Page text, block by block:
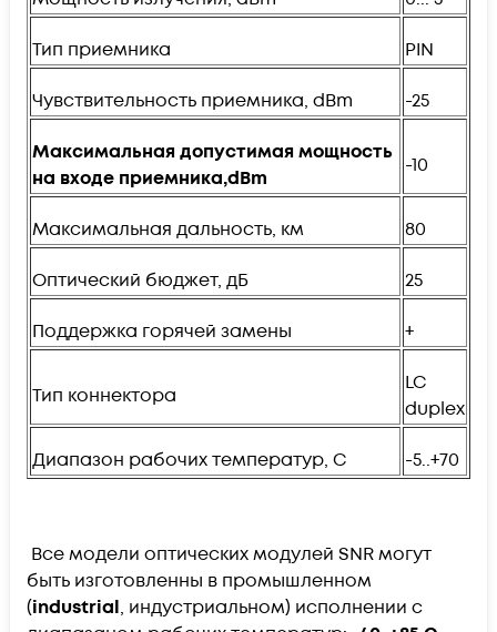
Тип приемника PIN
Чувствительность приемника, dBm -25
Максимальная допустимая мощность
на входе приемника,dBm
-10
Максимальная дальность, км 80
Оптический бюджет, дБ 25
Поддержка горячей замены +
Тип коннектора
LC
duplex
Диапазон рабочих температур, C -5..+70
Все модели оптических модулей SNR могут
быть изготовленны в промышленном
(industrial, индустриальном) исполнении с